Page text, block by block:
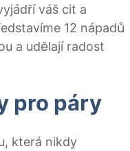
váš cit a
12 nápadů
a udělají radost
pro páry
která nikdy